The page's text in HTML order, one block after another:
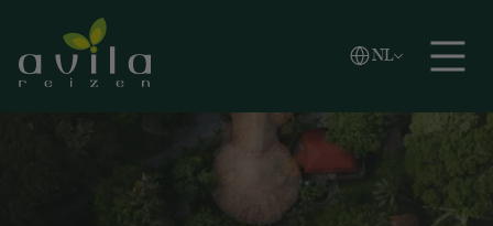
Zoeken
NL
Vlaams
English